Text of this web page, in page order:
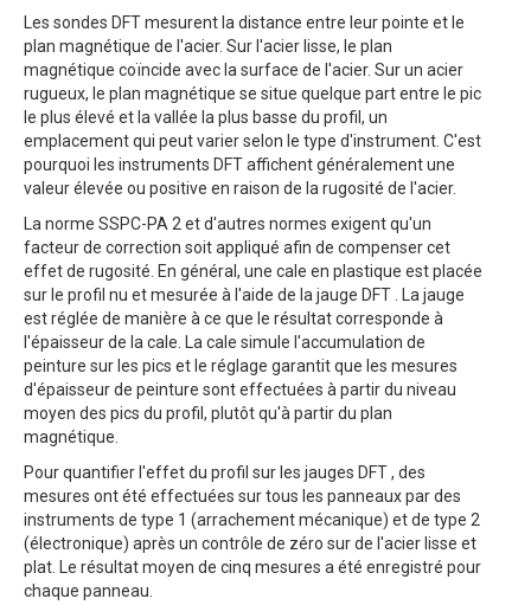
Les sondes DFT mesurent la distance entre leur pointe et le
plan magnétique de l'acier. Sur l'acier lisse, le plan
magnétique coïncide avec la surface de l'acier. Sur un acier
rugueux, le plan magnétique se situe quelque part entre le pic
le plus élevé et la vallée la plus basse du profil, un
emplacement qui peut varier selon le type d'instrument. C'est
pourquoi les instruments DFT affichent généralement une
valeur élevée ou positive en raison de la rugosité de l'acier.
La norme SSPC-PA 2 et d'autres normes exigent qu'un
facteur de correction soit appliqué afin de compenser cet
effet de rugosité. En général, une cale en plastique est placée
sur le profil nu et mesurée à l'aide de la jauge DFT . La jauge
est réglée de manière à ce que le résultat corresponde à
l'épaisseur de la cale. La cale simule l'accumulation de
peinture sur les pics et le réglage garantit que les mesures
d'épaisseur de peinture sont effectuées à partir du niveau
moyen des pics du profil, plutôt qu'à partir du plan
magnétique.
Pour quantifier l'effet du profil sur les jauges DFT , des
mesures ont été effectuées sur tous les panneaux par des
instruments de type 1 (arrachement mécanique) et de type 2
(électronique) après un contrôle de zéro sur de l'acier lisse et
plat. Le résultat moyen de cinq mesures a été enregistré pour
chaque panneau.